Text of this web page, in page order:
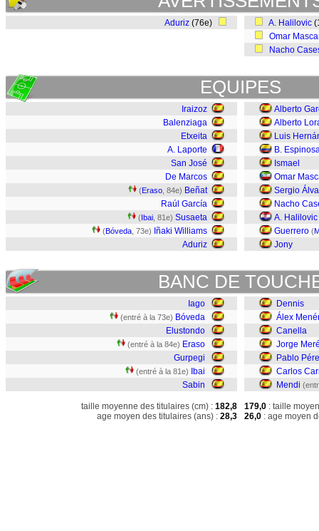
Aduriz (76e) A. Halilovic
Omar
Nacho
EQUIPES
Iraizoz
Balenziaga
Etxeita
A. Laporte
San José
De Marcos
(Eraso , 84e) Beñat
Raúl García
(Ibai , 81e) Susaeta
(Bóveda , 73e) Iñaki Williams
Aduriz
Alberto
Alberto
Luis
B.
Ismael
Omar
Sergio
Nacho
A. Halilovic
Guerrero (
Jony
BANC DE
Iago
(entré à la 73e) Bóveda
Elustondo
(entré à la 84e) Eraso
Gurpegi
(entré à la 81e)
Ibai
Sabin
taille moyenne des titulaires (cm) : 182,8
age moyen des titulaires (ans) : 28,3
Dennis
Álex
Canella
Jorge
Pablo
Carlos
Mendi
179,0 : taille
26,0 : age moyen